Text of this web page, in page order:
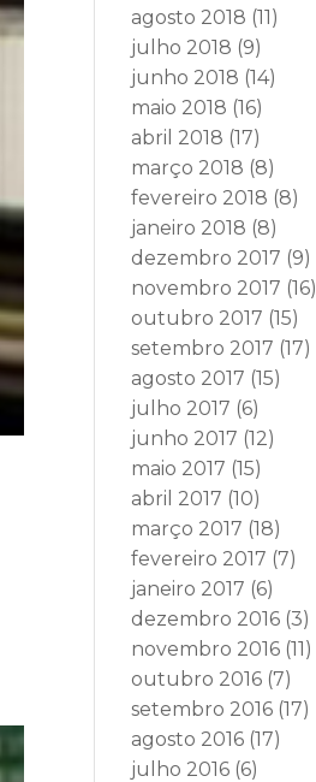
agosto 2018 (11)
julho 2018 (9)
junho 2018 (14)
maio 2018 (16)
abril 2018 (17)
março 2018 (8)
fevereiro 2018 (8)
janeiro 2018 (8)
dezembro 2017 (9)
novembro 2017 (16)
outubro 2017 (15)
setembro 2017 (17)
agosto 2017 (15)
julho 2017 (6)
junho 2017 (12)
maio 2017 (15)
abril 2017 (10)
março 2017 (18)
fevereiro 2017 (7)
janeiro 2017 (6)
dezembro 2016 (3)
novembro 2016 (11)
outubro 2016 (7)
setembro 2016 (17)
agosto 2016 (17)
julho 2016 (6)